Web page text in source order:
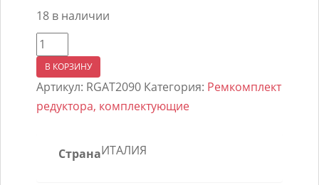
18 в наличии
Количество
товара
Ремкомплект
редуктора
TOMASETTO
В КОРЗИНУ
Артикул: RGAT2090 Категория: Ремкомплект
редуктора, комплектующие
СтранаИТАЛИЯ